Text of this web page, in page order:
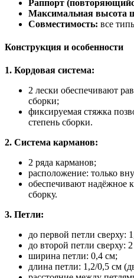
Раппорт
Максимальная высота
Совместимость: все
Конструкция и особенности
1. Кордовая система:
2 лески обеспечивают
сборки;
фиксируемая стяжка
степень сборки.
2. Система карманов:
2 ряда карманов;
расположение: только
обеспечивают надёжное
сборку.
3. Петли:
до первой петли сверху:
до второй петли сверху:
ширина петли: 0,4 см;
длина петли: 1,2/0,5 см